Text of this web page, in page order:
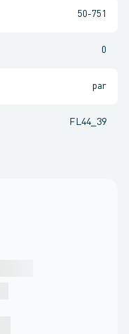
50-751
0
par
FL44_39